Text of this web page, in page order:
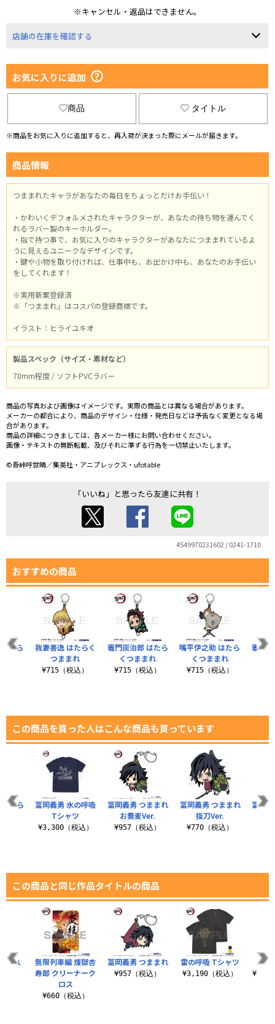
※キャンセル・返品はできません。
店舗の在庫を確認する
お気に入りに追加
商品 タイトル
※商品をお気に入りに追加すると、再入荷が決まった際にメールが届きます。
商品情報
つままれたキャラがあなたの毎日をちょっとだけお手伝い！
・かわいくデフォルメされたキャラクターが、あなたの持ち物を運んでく
れるラバー製のキーホルダー。
・指で持つ事で、お気に入りのキャラクターがあなたにつままれているよ
うに見えるユニークなデザインです。
・鍵や小物を取り付ければ、仕事中も、お出かけ中も、あなたのお手伝い
をしてくれます！
※実用新案登録済
※「つままれ」はコスパの登録商標です。
イラスト：ヒライユキオ
製品スペック（サイズ・素材など）
70mm程度 / ソフトPVCラバー
商品の写真および画像はイメージです。実際の商品とは異なる場合があります。
メーカーの都合により、商品のデザイン・仕様・発売日などは予告なく変更となる場
合があります。
商品の詳細につきましては、各メーカー様にお問い合わせください。
画像・テキストの無断転載、及びそれに準ずる行為を一切禁止いたします。
©吾峠呼世晴／集英社・アニプレックス・ufotable
「いいね」と思ったら友達に共有！
4549970231602 / 0241-1710
おすすめの商品
竈門炭治郎 はたら
くつままれ
¥715（税込）
嘴平伊之助 はたら
くつままれ
¥715（税込）
竈門
たら
我妻善逸 はたらく
つままれ
¥715（税込）
この商品を買った人はこんな商品も買っています
冨岡義勇 つままれ
お蕎麦Ver.
¥957（税込）
冨岡義勇 つままれ
抜刀Ver.
¥770（税込）
冨岡
たら
冨岡義勇 水の呼吸
Tシャツ
¥3,300（税込）
この商品と同じ作品タイトルの商品
冨岡義勇 つままれ
¥957（税込）
雷の呼吸 Tシャツ
¥3,190（税込）
鬼
まれ
無限列車編 煉獄杏
寿郎 クリーナーク
ロス
¥660（税込）